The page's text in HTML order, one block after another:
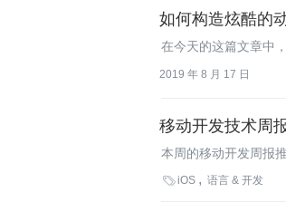
如何构造炫酷的
在今天的这篇文章中
2019 年 8 月 17 日
移动开发技术周
本周的移动开发周报
iOS7为什么是最好
iOS 语言 & 开发